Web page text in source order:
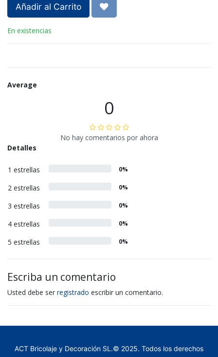
Añadir al Carrito
En existencias
Average
0
No hay comentarios por ahora
Detalles
1 estrellas 0%
2 estrellas 0%
3 estrellas 0%
4 estrellas 0%
5 estrellas 0%
Escriba un comentario
Usted debe ser registrado escribir un comentario.
ACT Bricolaje y Decoración SL.© 2025. Todos los derechos